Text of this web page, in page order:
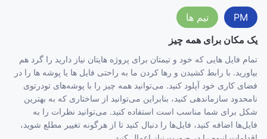
PM
تیم ها
یک مکان برای همه چیز
تمام فایل هایی که خود و تیمتان برای پروژه هایتان نیاز دارید را گرد هم
بیاورید. با رابط کشیدن و رها کردن ما به راحتی فایل ها یا پوشه ها را در
فضای کاری خود آپلود کنید. می‌توانید همه چیز را با پوشه‌های تودرتوی
نامحدود سازماندهی کنید، بنابراین می‌توانید از ساختاری که به بهترین
شکل برای شما مناسب است استفاده کنید. می‌توانید نظرات را به
فایل‌ها اضافه کنید، فایل‌ها را دنبال کنید تا از هرگونه تغییر مطلع شوید،